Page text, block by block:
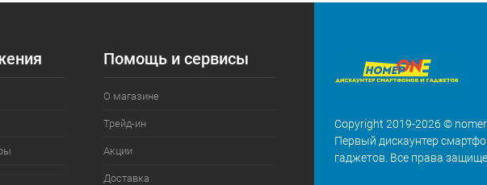
Помощь и сервисы
О магазине
Трейд-ин
Акции
Доставка
Copyright 2019-2026 ©
Первый дискаунтер
гаджетов. Все права